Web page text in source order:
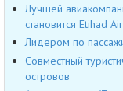
Лучшей
становится Etihad
Лидером по
Совместный
островов